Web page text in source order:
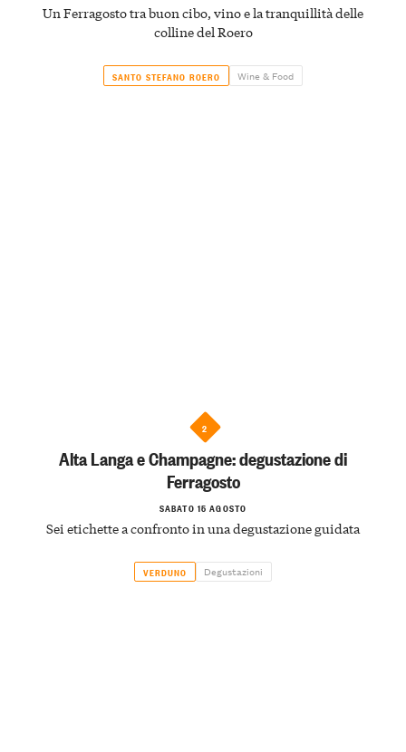
Un Ferragosto tra buon cibo, vino e la tranquillità delle
colline del Roero
SANTO STEFANO ROERO Wine & Food
2
Alta Langa e Champagne: degustazione di
Ferragosto
SABATO 15 AGOSTO
Sei etichette a confronto in una degustazione guidata
VERDUNO Degustazioni